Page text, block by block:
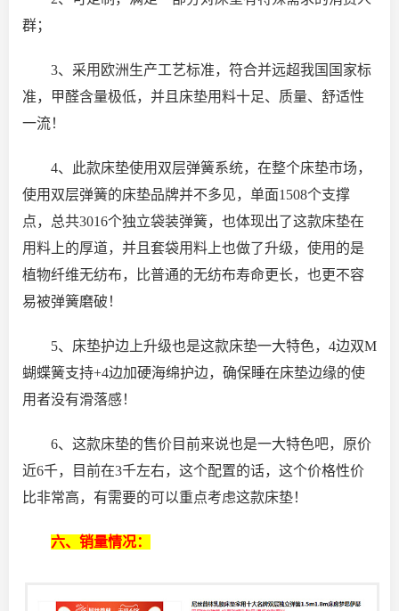
群；
3、采用欧洲生产工艺标准，符合并远超我国国家标
准，甲醛含量极低，并且床垫用料十足、质量、舒适性
一流！
4、此款床垫使用双层弹簧系统，在整个床垫市场，
使用双层弹簧的床垫品牌并不多见，单面1508个支撑
点，总共3016个独立袋装弹簧，也体现出了这款床垫在
用料上的厚道，并且套袋用料上也做了升级，使用的是
植物纤维无纺布，比普通的无纺布寿命更长，也更不容
易被弹簧磨破！
5、床垫护边上升级也是这款床垫一大特色，4边双M
蝴蝶簧支持+4边加硬海绵护边，确保睡在床垫边缘的使
用者没有滑落感！
6、这款床垫的售价目前来说也是一大特色吧，原价
近6千，目前在3千左右，这个配置的话，这个价格性价
比非常高，有需要的可以重点考虑这款床垫！
六、销量情况：